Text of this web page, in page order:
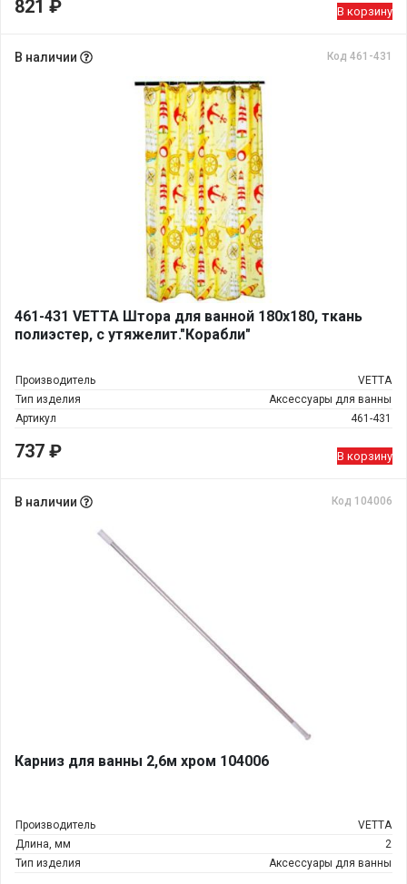
821 ₽ В корзину
В наличии Код 461-431
461-431 VETTA Штора для ванной 180х180, ткань
полиэстер, с утяжелит."Корабли"
Производитель
VETTA
Тип изделия
Аксессуары для ванны
Артикул
461-431
737 ₽ В корзину
В наличии Код 104006
Карниз для ванны 2,6м хром 104006
Производитель
VETTA
Длина, мм
2
Тип изделия
Аксессуары для ванны